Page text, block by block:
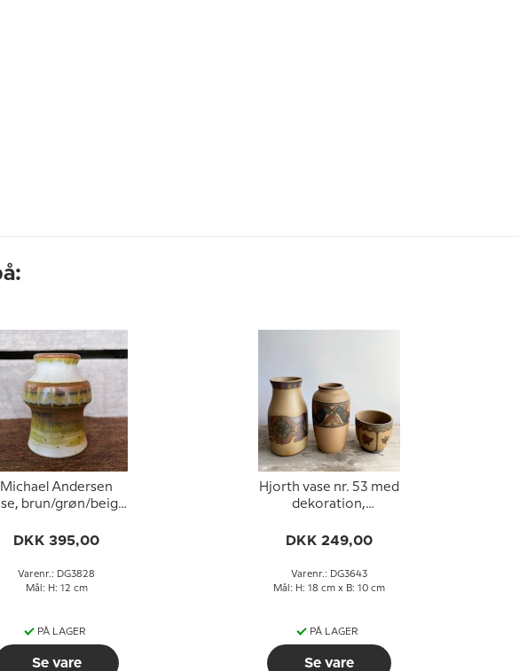
Michael Andersen
brun/grøn/beige
DKK 395,00
Varenr.: DG3828
Mål: H: 12 cm
PÅ LAGER
Se vare
Hjorth vase nr. 53 med
dekoration,
DKK 249,00
Varenr.: DG3643
Mål: H: 18 cm x B: 10 cm
PÅ LAGER
Se vare